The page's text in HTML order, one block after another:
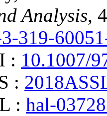
Analysis,
319-
: 10.1007/
:
: hal-